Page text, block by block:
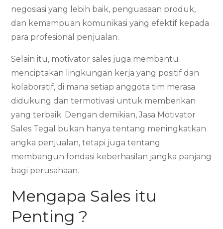
negosiasi yang lebih baik, penguasaan produk,
dan kemampuan komunikasi yang efektif kepada
para profesional penjualan.
Selain itu, motivator sales juga membantu
menciptakan lingkungan kerja yang positif dan
kolaboratif, di mana setiap anggota tim merasa
didukung dan termotivasi untuk memberikan
yang terbaik. Dengan demikian, Jasa Motivator
Sales Tegal bukan hanya tentang meningkatkan
angka penjualan, tetapi juga tentang
membangun fondasi keberhasilan jangka panjang
bagi perusahaan.
Mengapa Sales itu
Penting ?